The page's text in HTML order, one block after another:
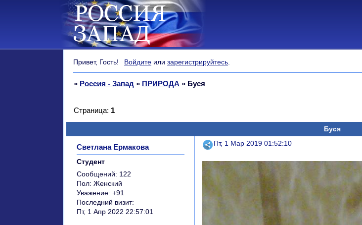
Привет, Гость! Войдите илизарегистрируйтесь.
» Россия - Запад » ПРИРОДА » Буся
Буся
Страница: 1
Поделиться
Пт, 1 Мар 2019 01:52:10
Светлана Ермакова
Студент
Сообщений: 122
Пол: Женский
Уважение: +91
Последний визит:
Пт, 1 Апр 2022 22:57:01